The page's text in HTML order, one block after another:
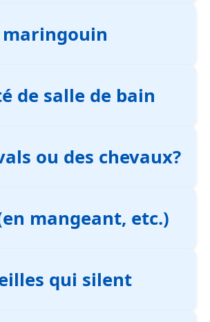
maringouin
de salle de bain
ou des chevaux?
mangeant, etc.)
qui silent